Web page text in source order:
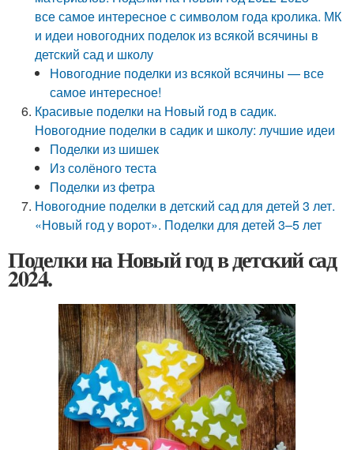
все самое интересное с символом года кролика. МК
и идеи новогодних поделок из всякой всячины в
детский сад и школу
Новогодние поделки из всякой всячины — все
самое интересное!
Красивые поделки на Новый год в садик.
Новогодние поделки в садик и школу: лучшие идеи
Поделки из шишек
Из солёного теста
Поделки из фетра
Новогодние поделки в детский сад для детей 3 лет.
«Новый год у ворот». Поделки для детей 3–5 лет
Поделки на Новый год в детский сад
2024.